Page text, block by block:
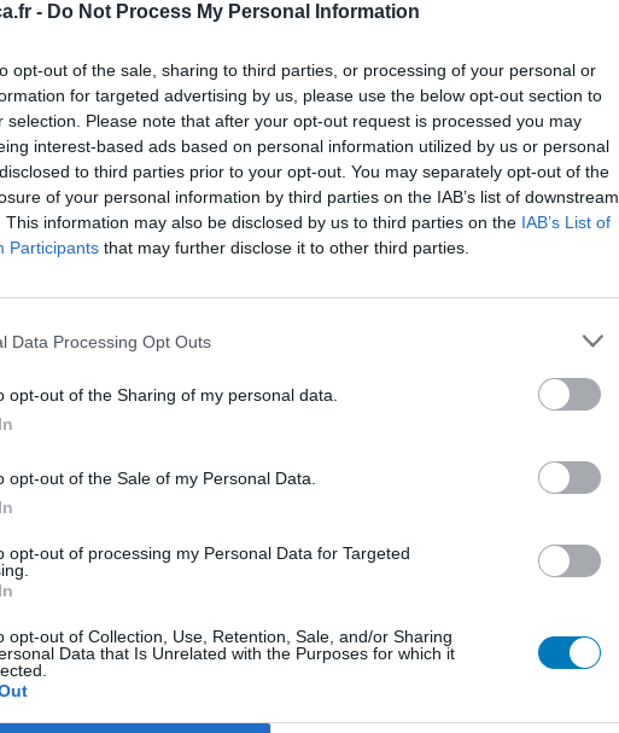
- Do Not Process My Personal Information
opt-out of the sale, sharing to third parties, or processing of your personal or
for targeted advertising by us, please use the below opt-out section to
selection. Please note that after your opt-out request is processed you may
interest-based ads based on personal information utilized by us or personal
to third parties prior to your opt-out. You may separately opt-out of the
of your personal information by third parties on the IAB’s list of downstream
This information may also be disclosed by us to third parties on the IAB’s List of
Participants that may further disclose it to other third parties.
Data Processing Opt Outs
opt-out of the Sharing of my personal data.
opt-out of the Sale of my Personal Data.
opt-out of processing my Personal Data for Targeted
opt-out of Collection, Use, Retention, Sale, and/or Sharing
Data that Is Unrelated with the Purposes for which it
Efficacité
Quantité effets
les genoux
a
(à action lente)
IRS